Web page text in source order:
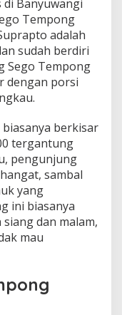
Banyuwangi
Tempong
adalah
sudah berdiri
Sego Tempong
dengan porsi
berkisar
tergantung
pengunjung
sambal
yang
ini biasanya
dan malam,
mau